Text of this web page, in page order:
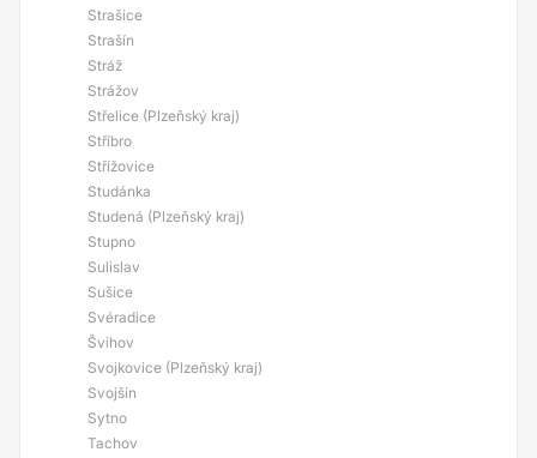
Strašice
Strašín
Stráž
Strážov
Střelice (Plzeňský kraj)
Stříbro
Střížovice
Studánka
Studená (Plzeňský kraj)
Stupno
Sulislav
Sušice
Svéradice
Švihov
Svojkovice (Plzeňský kraj)
Svojšín
Sytno
Tachov